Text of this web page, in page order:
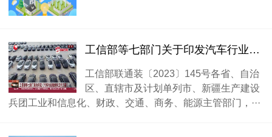
工信部等七部门关于印发汽车行业稳增长工作方案（2023—2024年）的通知
工信部联通装〔2023〕145号各省、自治
区、直辖市及计划单列市、新疆生产建设
兵团工业和信息化、财政、交通、商务、能源主管部门，···